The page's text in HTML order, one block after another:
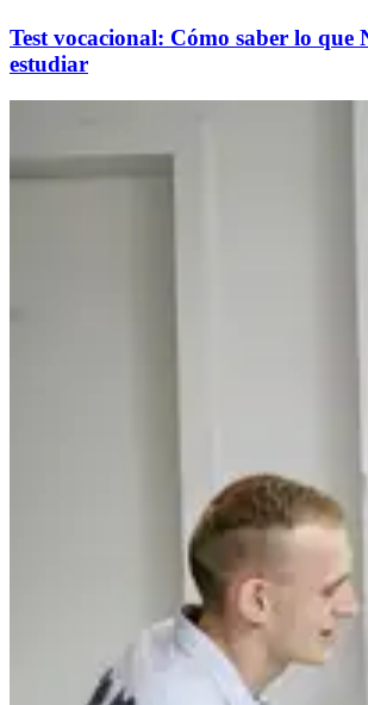
Test vocacional: Cómo saber lo que
estudiar